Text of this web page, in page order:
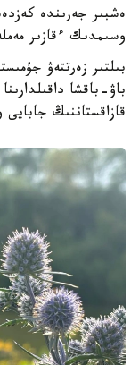
وسىمدىك ءقازىر
بىلتىر زەرتتەۋ
باۋ-باقشا
قازاقستاننىڭ